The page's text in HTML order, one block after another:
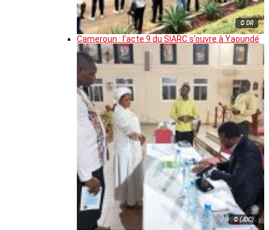
© DR
Cameroun : l’acte 9 du SIARC s’ouvre à Yaoundé
© (JDC)